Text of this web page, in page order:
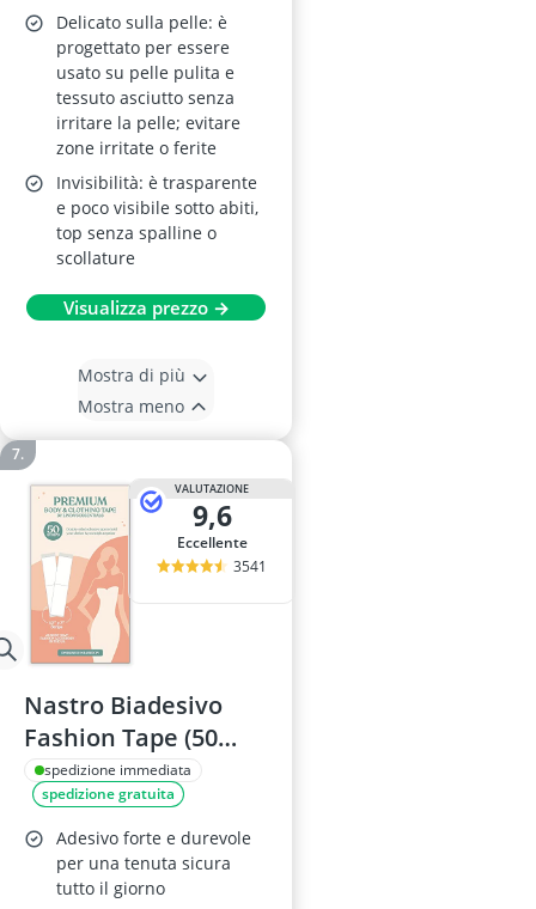
Delicato sulla pelle: è
progettato per essere
usato su pelle pulita e
tessuto asciutto senza
irritare la pelle; evitare
zone irritate o ferite
Invisibilità: è trasparente
e poco visibile sotto abiti,
top senza spalline o
scollature
Visualizza prezzo →
Mostra di più
Mostra meno
VALUTAZIONE
9,6
Eccellente
3541
Nastro Biadesivo
Fashion Tape (50
pezzi)
spedizione immediata
spedizione gratuita
Adesivo forte e durevole
per una tenuta sicura
tutto il giorno